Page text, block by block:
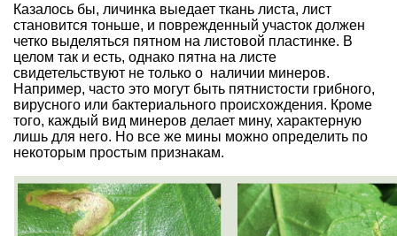
Казалось бы, личинка выедает ткань листа, лист
становится тоньше, и поврежденный участок должен
четко выделяться пятном на листовой пластинке. В
целом так и есть, однако пятна на листе
свидетельствуют не только о наличии минеров.
Например, часто это могут быть пятнистости грибного,
вирусного или бактериального происхождения. Кроме
того, каждый вид минеров делает мину, характерную
лишь для него. Но все же мины можно определить по
некоторым простым признакам.